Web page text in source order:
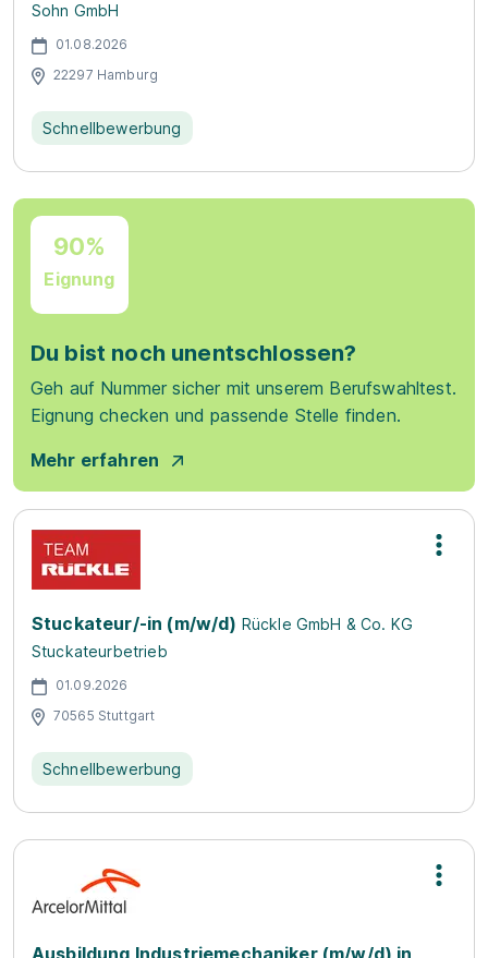
Sohn GmbH
01.08.2026
22297 Hamburg
Schnellbewerbung
90%
Eignung
Du bist noch unentschlossen?
Geh auf Nummer sicher mit unserem Berufswahltest.
Eignung checken und passende Stelle finden.
Mehr erfahren
Stuckateur/-in (m/w/d) Rückle GmbH & Co. KG
Stuckateurbetrieb
01.09.2026
70565 Stuttgart
Schnellbewerbung
Ausbildung Industriemechaniker (m/w/d) in